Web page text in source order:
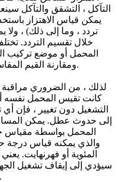
التآكل ، التشقق والتآكل
يمكن قياس الاهتزاز
تردد ، وما إلى ذلك) ، ولا
خلال تقسيم التردد.
المحمل أو موضع تركيب
ومقارنة القيم المقاسة لكل آلة مسبقًا لتحديد معيار الحكم.
لذلك ، من الضروري مراقبة
كانت تقيس المحمل نفسه
التشغيل دون تغيير ، فإن
إلى حدوث عطل. يمكن
المحمل بواسطة مقياس
والذي يمكنه قياس درجة
المئوية أو فهرنهايت.
سيؤدي إلى إيقاف تشغيل
المحامل مزودًا بكاشف درجة الحرارة.